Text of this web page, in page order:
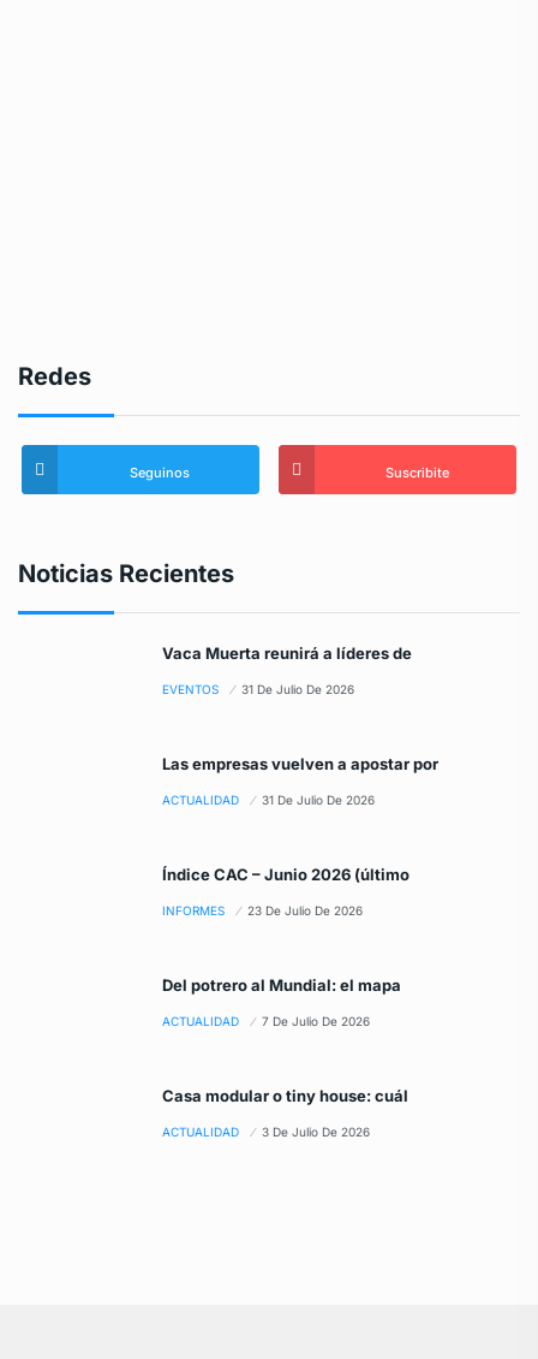
Redes
Seguinos Suscribite
Noticias Recientes
Vaca Muerta reunirá a líderes de
EVENTOS 31 De Julio De 2026
Las empresas vuelven a apostar por
ACTUALIDAD 31 De Julio De 2026
Índice CAC – Junio 2026 (último
INFORMES 23 De Julio De 2026
Del potrero al Mundial: el mapa
ACTUALIDAD 7 De Julio De 2026
Casa modular o tiny house: cuál
ACTUALIDAD 3 De Julio De 2026